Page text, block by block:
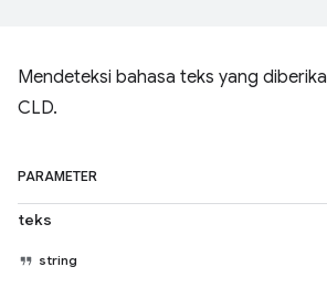
Mendeteksi bahasa teks yang
CLD.
PARAMETER
teks
string